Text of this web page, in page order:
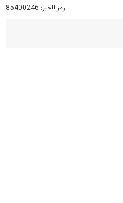
رمز الخبر: 85400246